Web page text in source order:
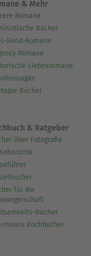
& Mehr
Romane
Bücher
Good-Romane
Romane
Liebesromane
Bücher
& Ratgeber
über Fotografie
für die
Bücher
Kochbücher